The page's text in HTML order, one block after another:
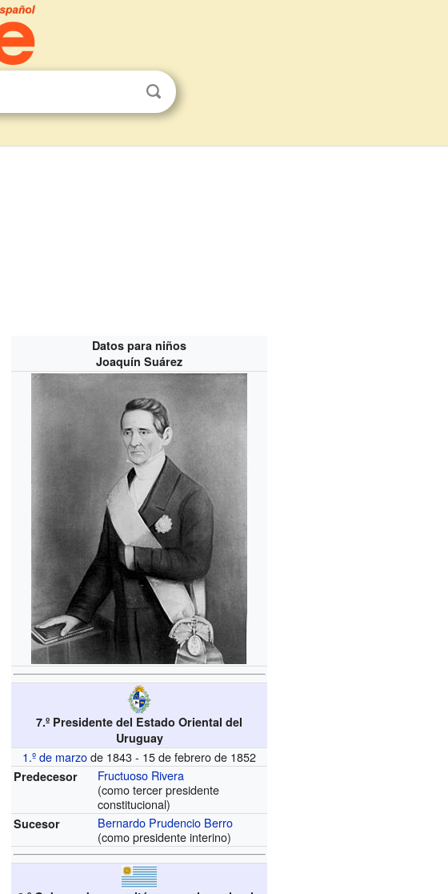
Datos para niños
Joaquín Suárez
7.º Presidente del Estado Oriental del
Uruguay
1.º de marzode 1843 - 15 de febrero de 1852
Predecesor
Fructuoso Rivera
(como tercer presidente
constitucional)
Sucesor
Bernardo Prudencio Berro
(como presidente interino)